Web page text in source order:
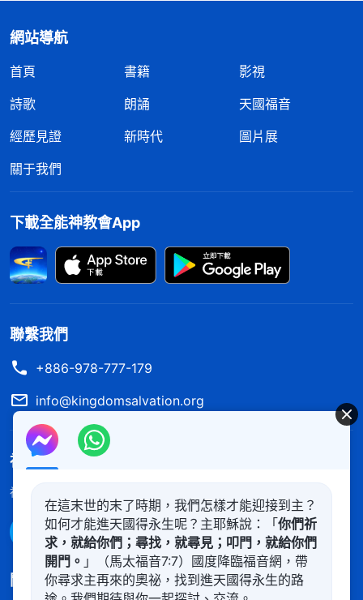
出事能使損失降到最低，得達到這個果效；没忠心的
人不考慮這些，他覺得無所謂，他不把這事當成自己
的責任與本分，出了事心裏也没責備，這就是没忠心
也最快，他是第一個跑、第一個逃。可見，他自私卑
知道逃、就知道躲，只想保全自己，從來不考慮自己
的責任與本分。敵基督為了自己的人身安全，處處都
表現出他自私卑鄙的本性，他不以神家工作、自己的
本分為重，更不以神家利益為重，而是以自身的安危
為重。」
示敵基督有地位時滿心歡喜，寶愛地位、享受地位，
自己的安危，對待本分没有絲毫的忠心，把神家利益
抛在腦後，特别的自私卑鄙。想到自己流露的不正是
這樣的情形嗎？今天神恩待我盡帶領的本分，給我操
身為帶領，當神話語書籍面臨被警察擄走需要我維護
神家利益盡忠心的時候，我不是第一時間想着如何轉
移書籍，把損失降到最小，而是害怕被抓受不了酷刑
折磨做了猶大背叛神就没有好的結局歸宿了，就往後
網站導航
首頁 書籍
影視
詩歌
朗誦
天國福音
經歷見證
新時代
圖片展
關于我們
下載全能神教會App
聯繫我們
+886-978-777-179
info@kingdomsalvation.org
神的國度降臨了
神的國度已經降臨在人間！你想進入神的國度嗎？
通過Messenger聯繫我們
關注我們
在這末世的末了時期，我們怎樣才能迎接到主？
如何才能進天國得永生呢？主耶穌說：「 你們祈
求，就給你們；尋找，就尋見；叩門，就給你們
開門。 」（馬太福音7:7）國度降臨福音網，帶
你尋求主再來的奧祕，找到進天國得永生的路